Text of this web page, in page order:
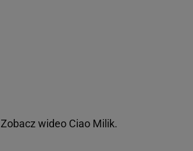
Zobacz wideo Ciao Milik.